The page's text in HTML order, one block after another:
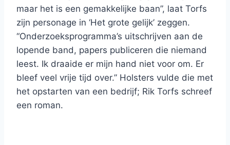
maar het is een gemakkelijke baan”, laat Torfs
zijn personage in ‘Het grote gelijk’ zeggen.
“Onderzoeksprogramma’s uitschrijven aan de
lopende band, papers publiceren die niemand
leest. Ik draaide er mijn hand niet voor om. Er
bleef veel vrije tijd over.” Holsters vulde die met
het opstarten van een bedrijf; Rik Torfs schreef
een roman.